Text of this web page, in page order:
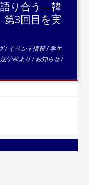
り合う―韓
第3回目を実
/ イベント情報/学生
法学部より/お知らせ/